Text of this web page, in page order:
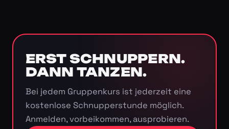
ERST SCHNUPPERN.
DANN TANZEN.
Bei jedem Gruppenkurs ist jederzeit eine
kostenlose Schnupperstunde möglich.
Anmelden, vorbeikommen, ausprobieren.